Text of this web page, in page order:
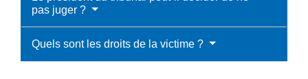
pas juger ?
Quels sont les droits de la victime ?